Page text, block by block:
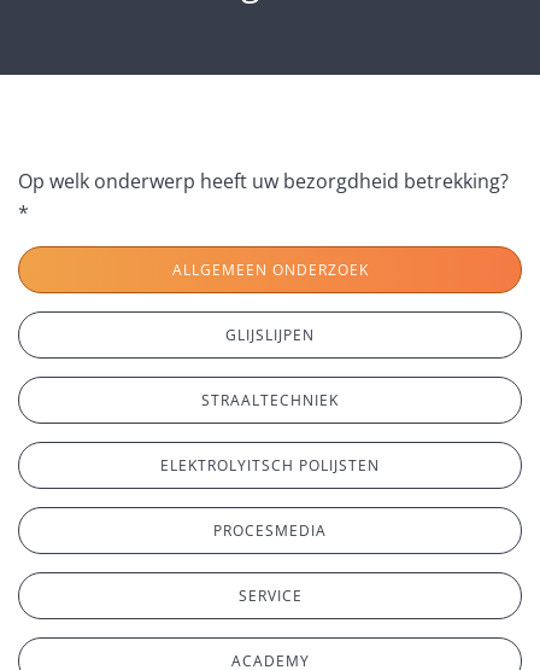
Op welk onderwerp heeft uw bezorgdheid betrekking?
*
ALLGEMEEN ONDERZOEK
GLIJSLIJPEN
STRAALTECHNIEK
ELEKTROLYITSCH POLIJSTEN
PROCESMEDIA
SERVICE
ACADEMY